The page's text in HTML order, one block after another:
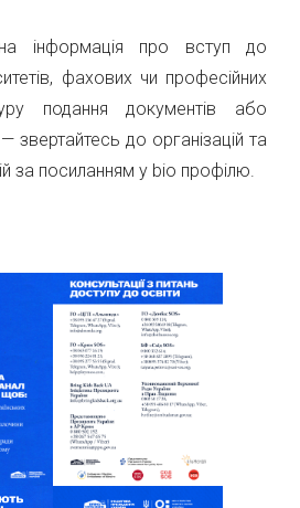
інформація про вступ до
фахових чи професійних
подання документів або
звертайтесь до організацій та
за посиланням у bio профілю.